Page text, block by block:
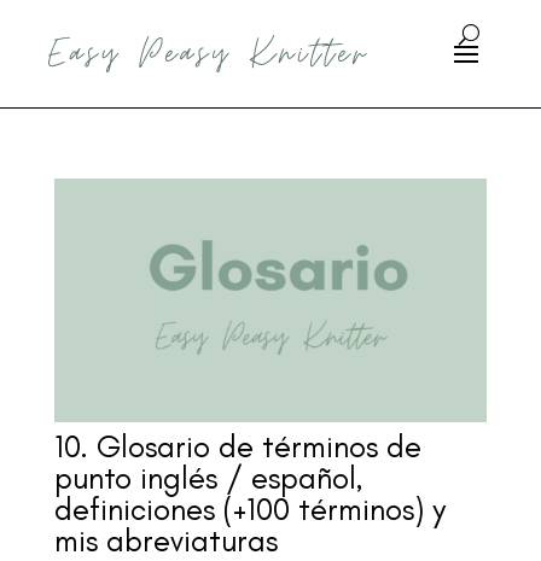
10. Glosario de términos de
punto inglés / español,
definiciones (+100 términos) y
mis abreviaturas